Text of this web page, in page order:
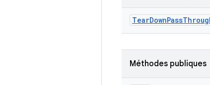
TearDownPass
Méthodes publiques